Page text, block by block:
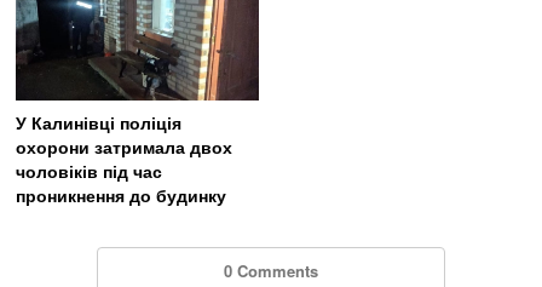
У Калинівці поліція
охорони затримала двох
чоловіків під час
проникнення до будинку
0 Comments